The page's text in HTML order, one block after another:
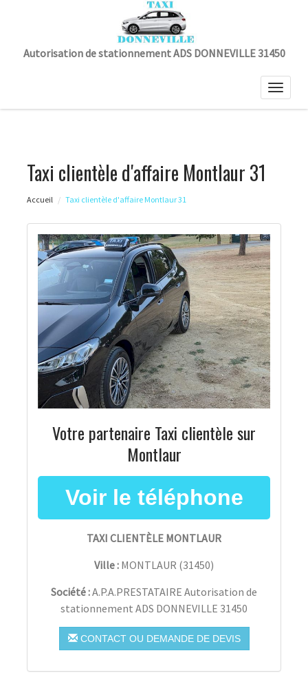
Autorisation de stationnement ADS DONNEVILLE 31450
Toggle
Taxi clientèle d'affaire Montlaur 31
Accueil Taxi clientèle d'affaire Montlaur 31
Votre partenaire Taxi clientèle sur
Montlaur
TAXI CLIENTÈLE MONTLAUR
Ville : MONTLAUR (31450)
Société :A.P.A.PRESTATAIRE Autorisation de
stationnement ADS DONNEVILLE 31450
CONTACT OU DEMANDE DE DEVIS